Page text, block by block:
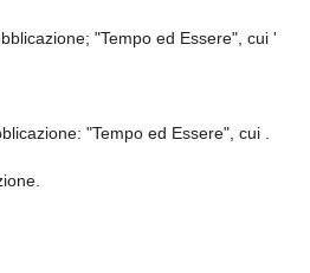
"Tempo ed Essere", cui '
"Tempo ed Essere", cui .